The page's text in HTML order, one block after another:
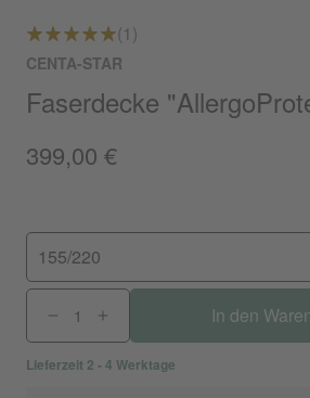
(1)
CENTA-STAR
Faserdecke
399,00 €
155/220
In den
Lieferzeit 2 - 4 Werktage